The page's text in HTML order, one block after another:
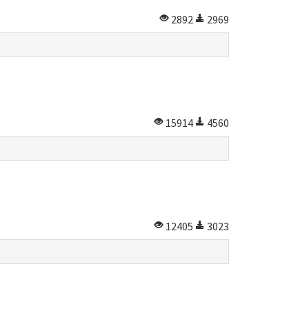
2892
2969
15914
4560
12405
3023